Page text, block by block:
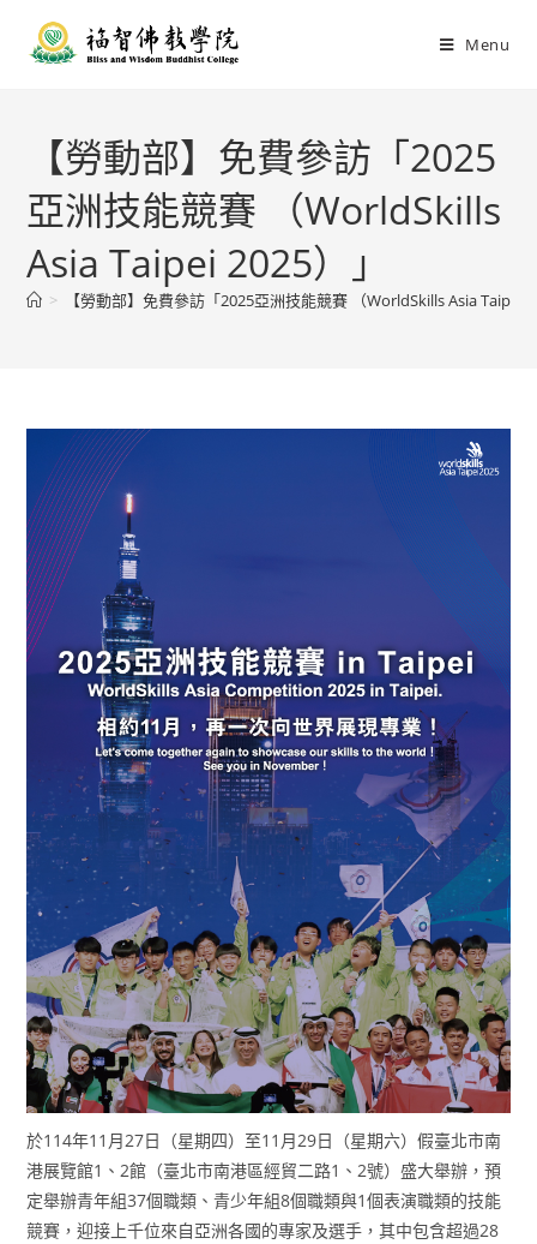
Menu
【勞動部】免費參訪「2025
亞洲技能競賽 （WorldSkills
Asia Taipei 2025）」
> 【勞動部】免費參訪「2025亞洲技能競賽 （WorldSkills Asia Taipei
於114年11月27日（星期四）至11月29日（星期六）假臺北市南
港展覽館1、2館（臺北市南港區經貿二路1、2號）盛大舉辦，預
定舉辦青年組37個職類、青少年組8個職類與1個表演職類的技能
競賽，迎接上千位來自亞洲各國的專家及選手，其中包含超過28